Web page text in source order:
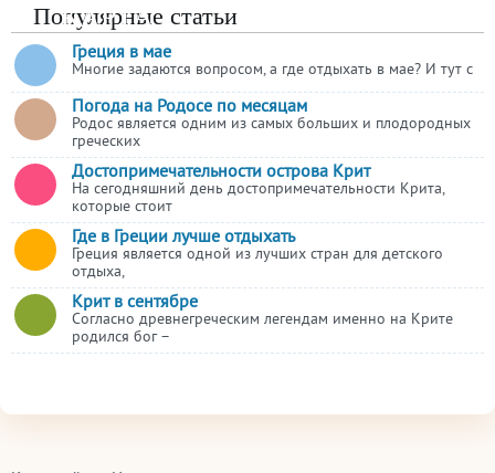
КАРТА
Популярные статьи
Греция в мае
Многие задаются вопросом, а где отдыхать в мае? И тут с
Погода на Родосе по месяцам
Родос является одним из самых больших и плодородных
греческих
Достопримечательности острова Крит
На сегодняшний день достопримечательности Крита,
которые стоит
Где в Греции лучше отдыхать
Греция является одной из лучших стран для детского
отдыха,
Крит в сентябре
Согласно древнегреческим легендам именно на Крите
родился бог –